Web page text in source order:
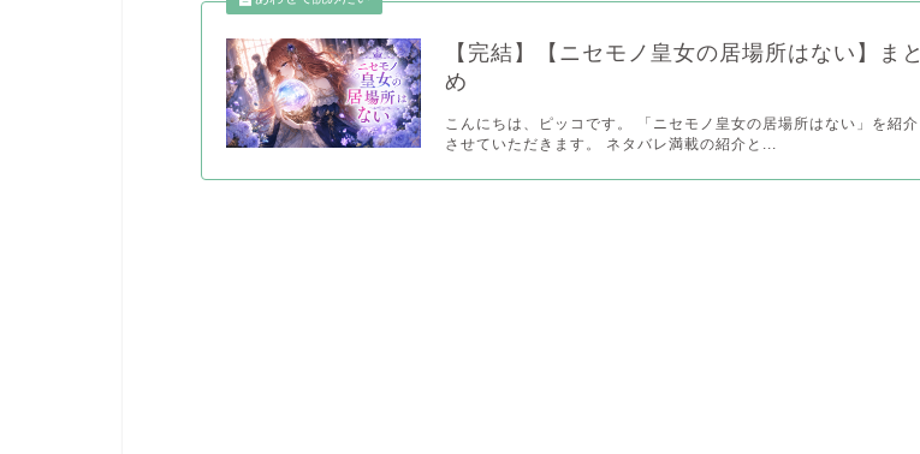
【完結】【ニセモノ皇女の居場所はない】まと
め
こんにちは、ピッコです。 「ニセモノ皇女の居場所はない」を紹介
させていただきます。 ネタバレ満載の紹介と...